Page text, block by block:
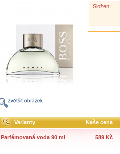
Složení
Varianty Naše cena
Parfémovaná voda 90 ml 589 Kč